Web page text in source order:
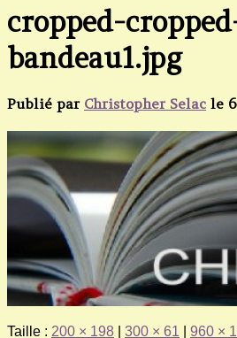
cropped-
bandeau1.jpg
Publié par Christopher Selac le
Taille : 200 × 198 300 × 61
960 ×